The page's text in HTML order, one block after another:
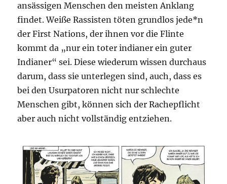
ansässigen Menschen den meisten Anklang
findet. Weiße Rassisten töten grundlos jede*n
der First Nations, der ihnen vor die Flinte
kommt da „nur ein toter indianer ein guter
Indianer“ sei. Diese wiederum wissen durchaus
darum, dass sie unterlegen sind, auch, dass es
bei den Usurpatoren nicht nur schlechte
Menschen gibt, können sich der Rachepflicht
aber auch nicht vollständig entziehen.